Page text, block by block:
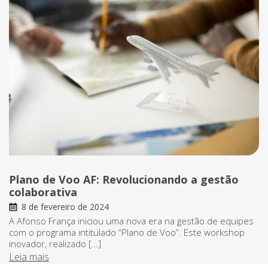
Plano de Voo AF: Revolucionando a gestão
colaborativa
8 de fevereiro de 2024
A Afonso França iniciou uma nova era na gestão de equipes
com o programa intitulado “Plano de Voo”. Este workshop
inovador, realizado […]
Leia mais